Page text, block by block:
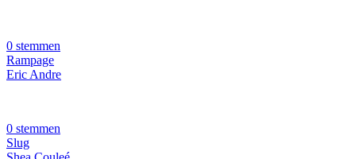
0 stemmen
Rampage
Eric Andre
0 stemmen
Slug